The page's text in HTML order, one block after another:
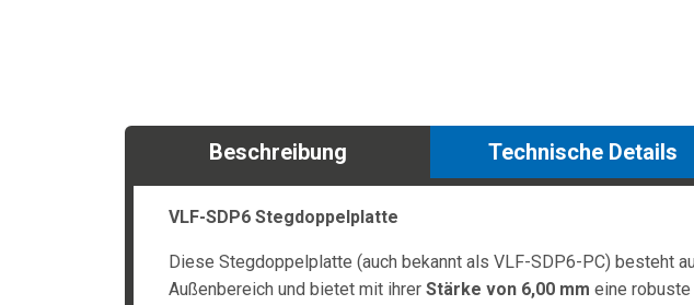
Beschreibung Technische Details
VLF-SDP6 Stegdoppelplatte
Diese Stegdoppelplatte (auch bekannt als VLF-SDP6-PC) besteht
Außenbereich und bietet mit ihrer Stärke von 6,00 mm eine